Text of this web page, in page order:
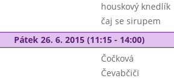
houskový knedlík
čaj se sirupem
Pátek 26. 6. 2015 (11:15 - 14:00)
Čočková
Čevabčiči